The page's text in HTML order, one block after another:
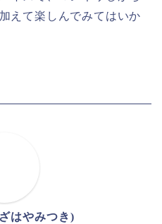
えて楽しんでみてはいか
はやみつき)